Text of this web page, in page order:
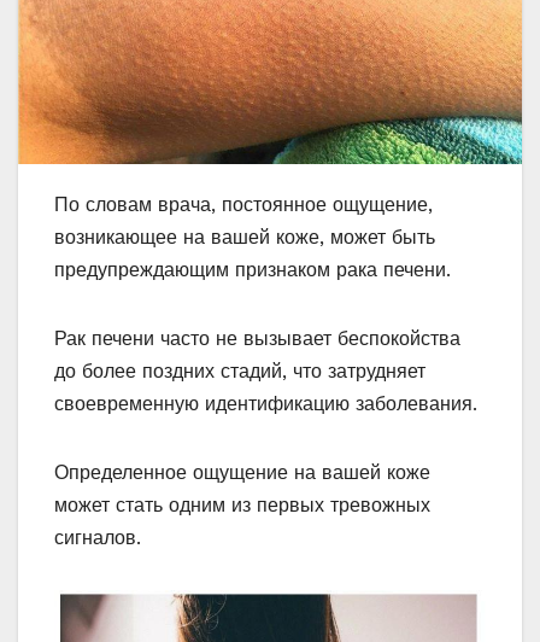
По словам врача, постоянное ощущение,
возникающее на вашей коже, может быть
предупреждающим признаком рака печени.
Рак печени часто не вызывает беспокойства
до более поздних стадий, что затрудняет
своевременную идентификацию заболевания.
Определенное ощущение на вашей коже
может стать одним из первых тревожных
сигналов.